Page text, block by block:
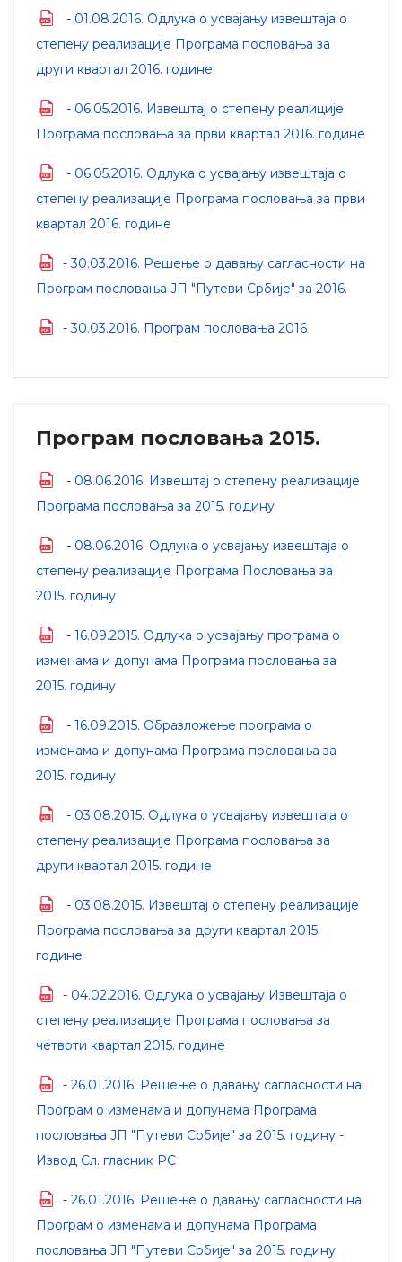
- 01.08.2016. Одлука о усвајању извештаја о
степену реализације Програма пословања за
други квартал 2016. године
- 06.05.2016. Извештај о степену реалиције
Програма пословања за први квартал 2016. године
- 06.05.2016. Одлука о усвајању извештаја о
степену реализације Програма пословања за први
квартал 2016. године
-30.03.2016. Решење о давању сагласности на
Програм пословања ЈП "Путеви Србије" за 2016.
-30.03.2016. Програм пословања 2016
Програм пословања 2015.
- 08.06.2016. Извештај о степену реализације
Програма пословања за 2015. годину
- 08.06.2016. Одлука о усвајању извештаја о
степену реализације Програма Пословања за
2015. годину
- 16.09.2015. Одлука о усвајању програма о
изменама и допунама Програма пословања за
2015. годину
- 16.09.2015. Образложење програма о
изменама и допунама Програма пословања за
2015. годину
- 03.08.2015. Одлука о усвајању извештаја о
степену реализације Програма пословања за
други квартал 2015. године
- 03.08.2015. Извештај о степену реализације
Програма пословања за други квартал 2015.
године
- 04.02.2016. Одлука о усвајању Извештаја о
степену реализације Програма пословања за
четврти квартал 2015. године
- 26.01.2016. Решење о давању сагласности на
Програм о изменама и допунама Програма
пословања ЈП "Путеви Србије" за 2015. годину -
Извод Сл. гласник РС
- 26.01.2016. Решење о давању сагласности на
Програм о изменама и допунама Програма
пословања ЈП "Путеви Србије" за 2015. годину